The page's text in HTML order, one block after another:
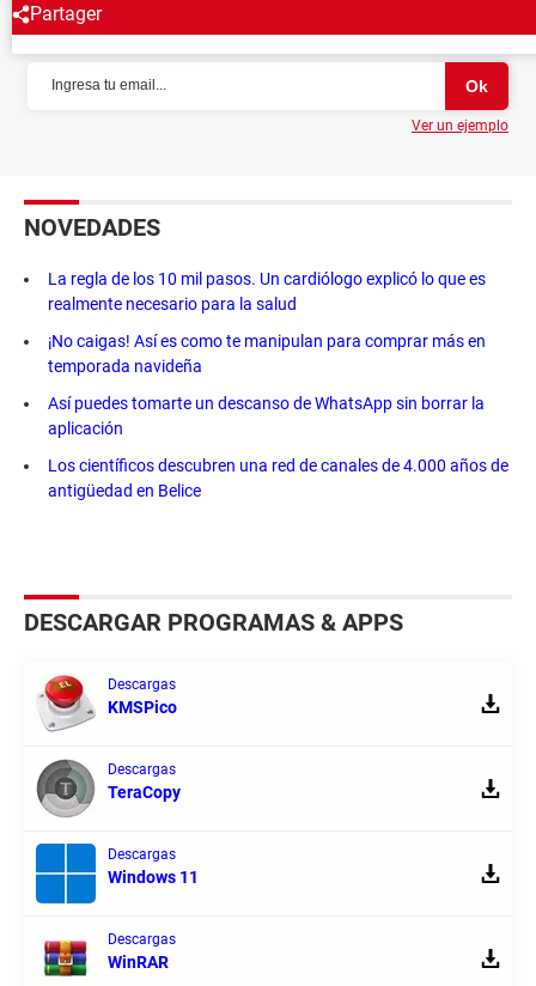
Partager
NEWSLETTER
Ver un ejemplo
NOVEDADES
La regla de los 10 mil pasos. Un cardiólogo explicó lo que es
realmente necesario para la salud
¡No caigas! Así es como te manipulan para comprar más en
temporada navideña
Así puedes tomarte un descanso de WhatsApp sin borrar la
aplicación
Los científicos descubren una red de canales de 4.000 años de
antigüedad en Belice
DESCARGAR PROGRAMAS & APPS
Descargas
KMSPico
Descargas
TeraCopy
Descargas
Windows 11
Descargas
WinRAR